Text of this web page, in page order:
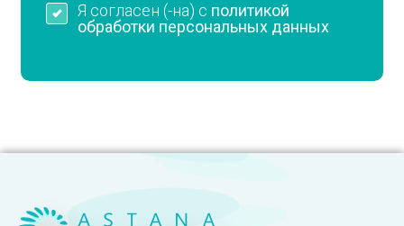
Я согласен (-на) с политикой
обработки персональных данных